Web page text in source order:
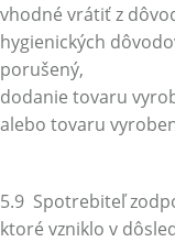
vhodné vrátiť z
hygienických
porušený,
dodanie tovaru
alebo tovaru
5.9 Spotrebiteľ
ktoré vzniklo v